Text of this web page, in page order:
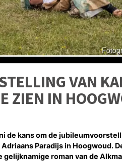
VAN
ZIEN IN
de kans om de
Paradijs in Hoogwoud.
roman van de